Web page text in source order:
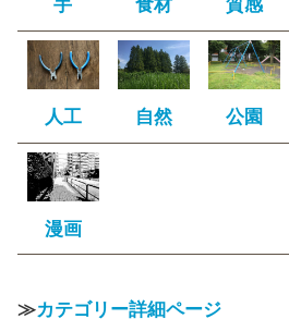
人工 自然 公園
漫画
≫カテゴリー詳細ページ